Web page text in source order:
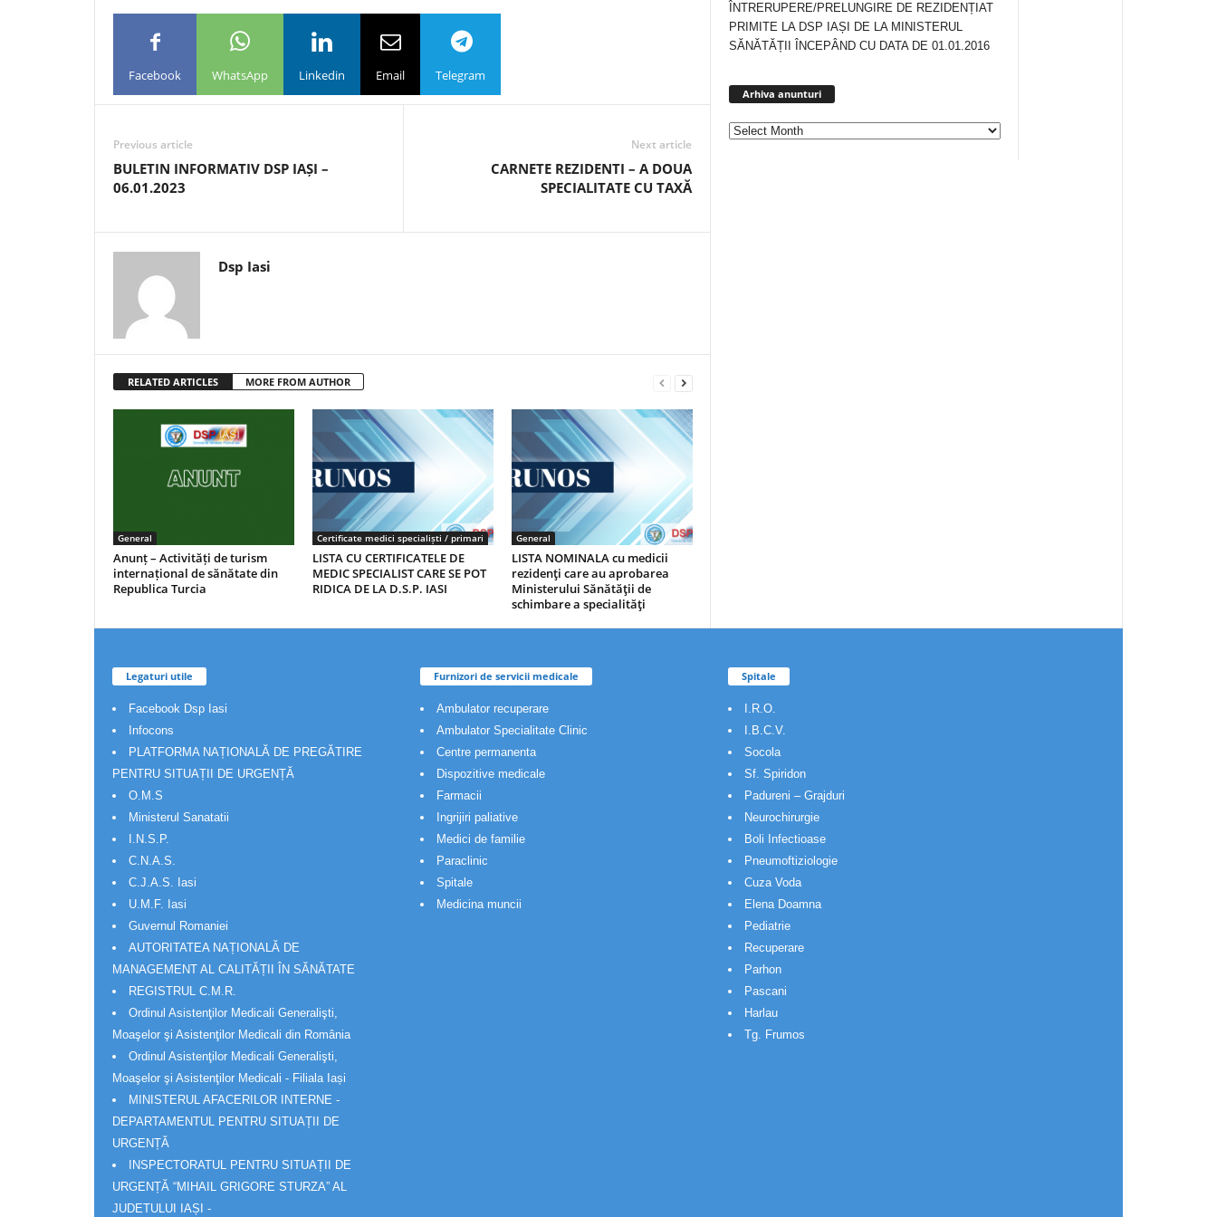
Facebook WhatsApp Linkedin Email Telegram
Previous article
BULETIN INFORMATIV DSP IAȘI –
06.01.2023
Next article
CARNETE REZIDENTI – A DOUA
SPECIALITATE CU TAXĂ
Dsp Iasi
RELATED ARTICLES MORE FROM AUTHOR
General
Anunț – Activități de turism
internațional de sănătate din
Republica Turcia
Certificate medici specialiști / primari
LISTA CU CERTIFICATELE DE
MEDIC SPECIALIST CARE SE POT
RIDICA DE LA D.S.P. IASI
General
LISTA NOMINALA cu medicii
rezidenţi care au aprobarea
Ministerului Sănătăţii de
schimbare a specialităţi
ÎNTRERUPERE/PRELUNGIRE DE REZIDENȚIAT
PRIMITE LA DSP IAȘI DE LA MINISTERUL
SĂNĂTĂȚII ÎNCEPÂND CU DATA DE 01.01.2016
Arhiva anunturi
Legaturi utile
Facebook Dsp Iasi
Infocons
PLATFORMA NAȚIONALĂ DE PREGĂTIRE
PENTRU SITUAȚII DE URGENȚĂ
O.M.S
Ministerul Sanatatii
I.N.S.P.
C.N.A.S.
C.J.A.S. Iasi
U.M.F. Iasi
Guvernul Romaniei
AUTORITATEA NAȚIONALĂ DE
MANAGEMENT AL CALITĂȚII ÎN SĂNĂTATE
REGISTRUL C.M.R.
Ordinul Asistenţilor Medicali Generalişti,
Moaşelor şi Asistenţilor Medicali din România
Ordinul Asistenţilor Medicali Generalişti,
Moaşelor şi Asistenţilor Medicali - Filiala Iași
MINISTERUL AFACERILOR INTERNE -
DEPARTAMENTUL PENTRU SITUAȚII DE
URGENȚĂ
INSPECTORATUL PENTRU SITUAȚII DE
URGENȚĂ “MIHAIL GRIGORE STURZA” AL
JUDETULUI IAȘI -
Furnizori de servicii medicale
Ambulator recuperare
Ambulator Specialitate Clinic
Centre permanenta
Dispozitive medicale
Farmacii
Ingrijiri paliative
Medici de familie
Paraclinic
Spitale
Medicina muncii
Spitale
I.R.O.
I.B.C.V.
Socola
Sf. Spiridon
Padureni – Grajduri
Neurochirurgie
Boli Infectioase
Pneumoftiziologie
Cuza Voda
Elena Doamna
Pediatrie
Recuperare
Parhon
Pascani
Harlau
Tg. Frumos